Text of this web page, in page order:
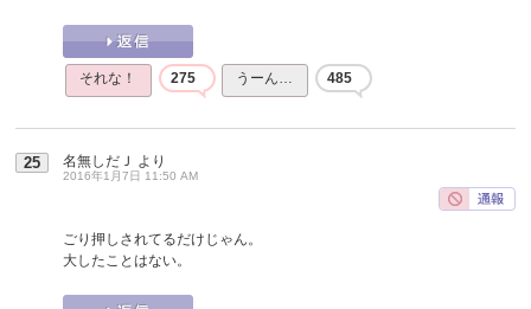
それな！ 275 うーん… 485
25 名無しだＪ より
2016年1月7日 11:50 AM
ごり押しされてるだけじゃん。
大したことはない。